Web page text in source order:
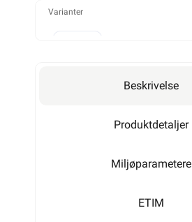
Varianter
2x2,5
Beskrivelse
Produktdetaljer
Miljøparametere
ETIM